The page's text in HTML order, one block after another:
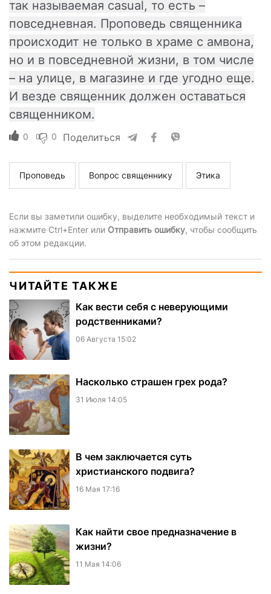
так называемая casual, то есть –
повседневная. Проповедь священника
происходит не только в храме с амвона,
но и в повседневной жизни, в том числе
– на улице, в магазине и где угодно еще.
И везде священник должен оставаться
священником.
0 0 Поделиться
Проповедь Вопрос священнику Этика
Если вы заметили ошибку, выделите необходимый текст и
нажмите Ctrl+Enter или Отправить ошибку, чтобы сообщить
об этом редакции.
ЧИТАЙТЕ ТАКЖЕ
Как вести себя с неверующими
родственниками?
06 Августа 15:02
Насколько страшен грех рода?
31 Июля 14:05
В чем заключается суть
христианского подвига?
16 Мая 17:16
Как найти свое предназначение в
жизни?
11 Мая 14:06